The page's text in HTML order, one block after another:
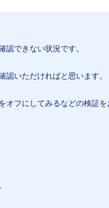
できない状況です。
いただければと思います。
オフにしてみるなどの検証